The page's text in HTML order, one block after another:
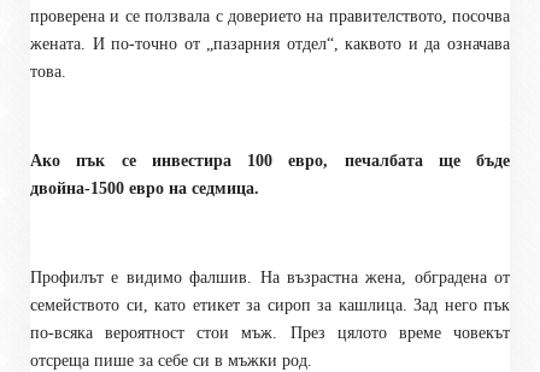
проверена и се ползвала с доверието на правителството, посочва
жената. И по-точно от „пазарния отдел“, каквото и да означава
това.
Ако пък се инвестира 100 евро, печалбата ще бъде
двойна-1500 евро на седмица.
Профилът е видимо фалшив. На възрастна жена, обградена от
семейството си, като етикет за сироп за кашлица. Зад него пък
по-всяка вероятност стои мъж. През цялото време човекът
отсреща пише за себе си в мъжки род.